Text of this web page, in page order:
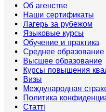
Об агенстве
Наши сертификаты
Лагерь за рубежом
Языковые курсы
Обучение и практика
Среднее образование
Высшее образование
Курсы повышения
Визы
Международная
Политика
Статті